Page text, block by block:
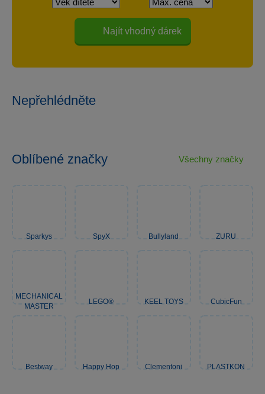
Najít vhodný dárek
Nepřehlédněte
Oblíbené značky Všechny značky
Sparkys SpyX Bullyland ZURU
MECHANICAL
MASTER
LEGO® KEEL TOYS CubicFun
Bestway Happy Hop Clementoni PLASTKON